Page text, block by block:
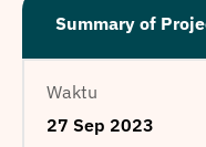
Summary of
Waktu
27 Sep 2023